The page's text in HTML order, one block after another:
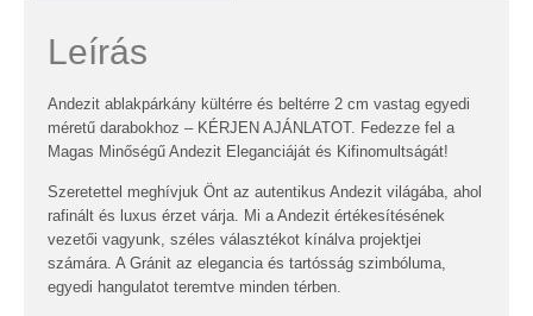
Leírás
Andezit ablakpárkány kültérre és beltérre 2 cm vastag egyedi
méretű darabokhoz – KÉRJEN AJÁNLATOT. Fedezze fel a
Magas Minőségű Andezit Eleganciáját és Kifinomultságát!
Szeretettel meghívjuk Önt az autentikus Andezit világába, ahol
rafinált és luxus érzet várja. Mi a Andezit értékesítésének
vezetői vagyunk, széles választékot kínálva projektjei
számára. A Gránit az elegancia és tartósság szimbóluma,
egyedi hangulatot teremtve minden térben.